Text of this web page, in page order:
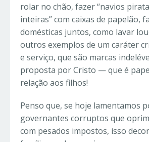
rolar no chão, fazer “navios
inteiras” com caixas de papelão,
domésticas juntos, como lavar
outros exemplos de um caráter
e serviço, que são marcas
proposta por Cristo — que é
relação aos filhos!
Penso que, se hoje lamentamos
governantes corruptos que
com pesados impostos, isso